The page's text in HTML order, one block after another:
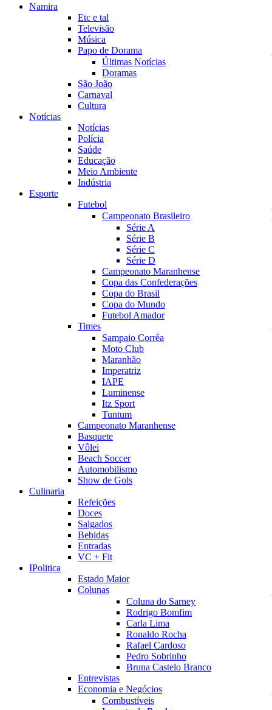
Namira
Etc e tal
Televisão
Música
Papo de Dorama
Últimas Notícias
Doramas
São João
Carnaval
Cultura
Notícias
Notícias
Polícia
Saúde
Educação
Meio Ambiente
Indústria
Esporte
Futebol
Campeonato Brasileiro
Série A
Série B
Série C
Série D
Campeonato Maranhense
Copa das Confederações
Copa do Brasil
Copa do Mundo
Futebol Amador
Times
Sampaio Corrêa
Moto Club
Maranhão
Imperatriz
IAPE
Luminense
Itz Sport
Tuntum
Campeonato Maranhense
Basquete
Vôlei
Beach Soccer
Automobilismo
Show de Gols
Culinaria
Refeições
Doces
Salgados
Bebidas
Entradas
VC + Fit
IPolitica
Estado Maior
Colunas
Coluna do Sarney
Rodrigo Bomfim
Carla Lima
Ronaldo Rocha
Rafael Cardoso
Pedro Sobrinho
Bruna Castelo Branco
Entrevistas
Economia e Negócios
Combustíveis